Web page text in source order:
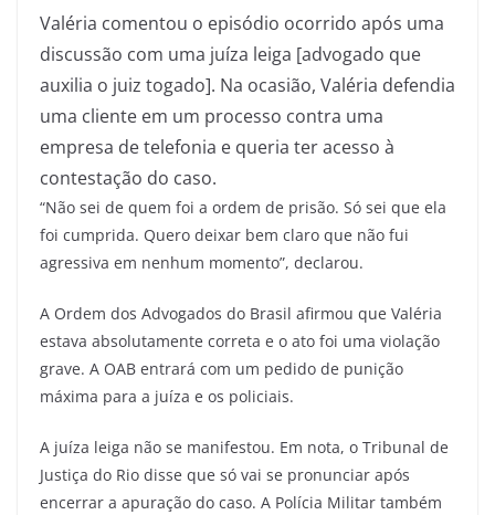
Valéria comentou o episódio ocorrido após uma
discussão com uma juíza leiga [advogado que
auxilia o juiz togado]. Na ocasião, Valéria defendia
uma cliente em um processo contra uma
empresa de telefonia e queria ter acesso à
contestação do caso.
“Não sei de quem foi a ordem de prisão. Só sei que ela
foi cumprida. Quero deixar bem claro que não fui
agressiva em nenhum momento”, declarou.
A Ordem dos Advogados do Brasil afirmou que Valéria
estava absolutamente correta e o ato foi uma violação
grave. A OAB entrará com um pedido de punição
máxima para a juíza e os policiais.
A juíza leiga não se manifestou. Em nota, o Tribunal de
Justiça do Rio disse que só vai se pronunciar após
encerrar a apuração do caso. A Polícia Militar também